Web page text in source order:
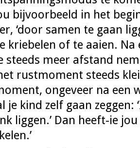
bijvoorbeeld in het
‘door samen te gaan
kriebelen of te aaien. Na
steeds meer afstand
rustmoment steeds
ongeveer na een
je kind zelf gaan zeggen:
liggen.’ Dan heeft-ie